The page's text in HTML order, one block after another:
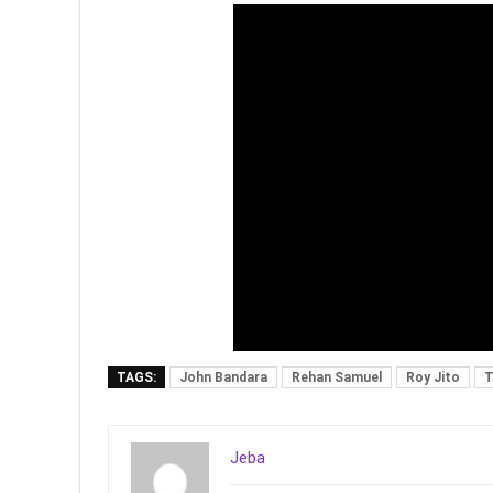
TAGS: John Bandara Rehan Samuel Roy Jito
Jeba